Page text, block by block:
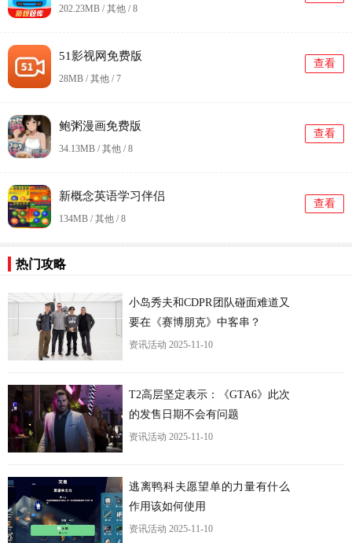
202.23MB / 其他 /8
51影视网免费版
28MB / 其他 /7
查看
鲍粥漫画免费版
34.13MB / 其他 /8
查看
新概念英语学习伴侣
134MB / 其他 /8
查看
热门攻略
小岛秀夫和CDPR团队碰面难道又
要在《赛博朋克》中客串？
资讯活动 2025-11-10
T2高层坚定表示：《GTA6》此次
的发售日期不会有问题
资讯活动 2025-11-10
逃离鸭科夫愿望单的力量有什么
作用该如何使用
资讯活动 2025-11-10